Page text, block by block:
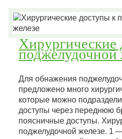
Хирургические
поджелудочной
Для обнажения
предложено много
которые можно
доступы через переднюю
поясничные доступы.
поджелудочной железе. 1